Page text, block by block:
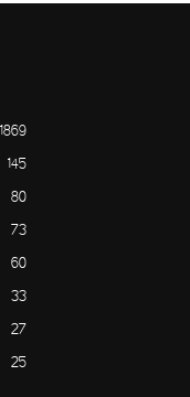
1869
145
80
73
60
33
27
25